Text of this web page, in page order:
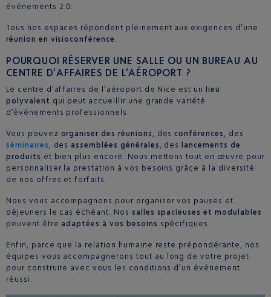
événements 2.0.
Tous nos espaces répondent pleinement aux exigences d’une
réunion en visioconférence .
POURQUOI RÉSERVER UNE SALLE OU UN BUREAU AU
CENTRE D’AFFAIRES DE L’AÉROPORT ?
Le centre d’affaires de l’aéroport de Nice est un
lieu
polyvalent qui peut accueillir une grande variété
d’événements professionnels.
Vous pouvez organiser des réunions , des conférences , des
séminaires , des assemblées générales , des
lancements de
produits et bien plus encore. Nous mettons tout en œuvre pour
personnaliser la prestation à vos besoins grâce à la diversité
de nos offres et forfaits.
Nous vous accompagnons pour organiser vos pauses et
déjeuners le cas échéant. Nos salles spacieuses et modulables
peuvent être adaptées à vos besoins spécifiques.
Enfin, parce que la relation humaine reste prépondérante, nos
équipes vous accompagnerons tout au long de votre projet
pour construire avec vous les conditions d’un événement
réussi.